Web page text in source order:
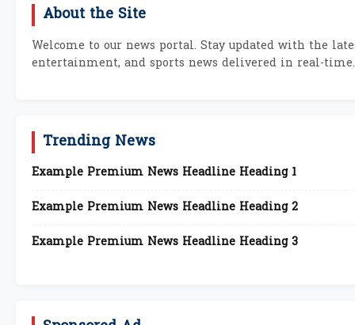
About the Site
Welcome to our news portal. Stay updated with the
entertainment, and sports news delivered in real-time.
Trending News
Example Premium News Headline Heading 1
Example Premium News Headline Heading 2
Example Premium News Headline Heading 3